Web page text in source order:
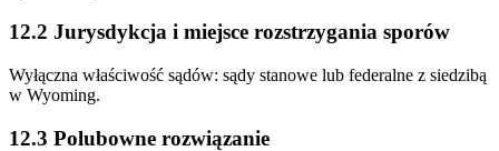
12.2 Jurysdykcja i miejsce rozstrzygania sporów
Wyłączna właściwość sądów: sądy stanowe lub federalne z siedzibą
w Wyoming.
12.3 Polubowne rozwiązanie